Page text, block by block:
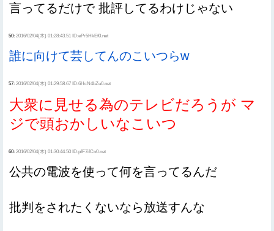
言ってるだけで 批評してるわけじゃない
50: 2016/02/04(木) 01:28:43.51 ID:ePr5HkEf0.net
誰に向けて芸してんのこいつらw
57: 2016/02/04(木) 01:29:58.67 ID:6HcN4bZu0.net
大衆に見せる為のテレビだろうが マ
ジで頭おかしいなこいつ
60: 2016/02/04(木) 01:30:44.50 ID:pfF7ifCn0.net
公共の電波を使って何を言ってるんだ
批判をされたくないなら放送すんな